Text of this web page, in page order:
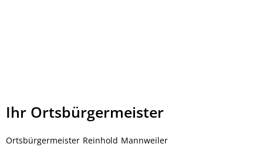
Ihr Ortsbürgermeister
Ortsbürgermeister Reinhold Mannweiler